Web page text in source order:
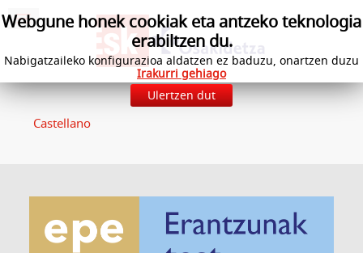
Castellano
Webgune honek cookiak eta antzeko teknologia
erabiltzen du.
Nabigatzaileko konfigurazioa aldatzen ez baduzu, onartzen duzu
Irakurri gehiago
Ulertzen dut